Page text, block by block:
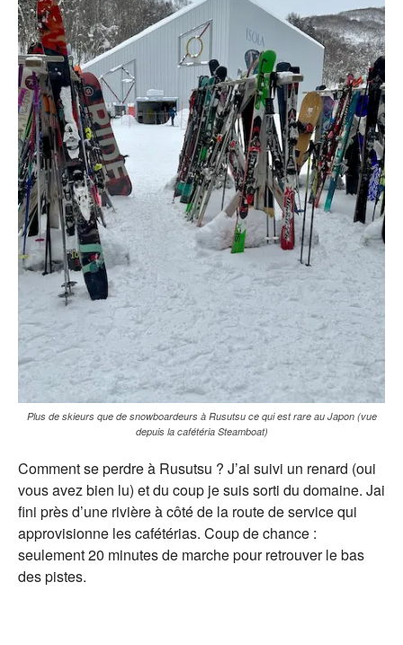
Plus de skieurs que de snowboardeurs à Rusutsu ce qui est rare au Japon (vue
depuis la cafétéria Steamboat)
Comment se perdre à Rusutsu ? J’ai suivi un renard (oui
vous avez bien lu) et du coup je suis sorti du domaine. Jai
fini près d’une rivière à côté de la route de service qui
approvisionne les cafétérias. Coup de chance :
seulement 20 minutes de marche pour retrouver le bas
des pistes.